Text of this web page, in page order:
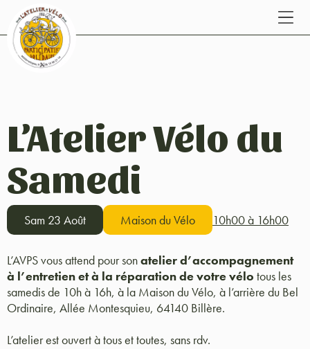
L’Atelier Vélo du
Samedi
Sam 23 Août Maison du Vélo 10h00 à 16h00
L’AVPS vous attend pour sonatelier d’accompagnement
à l’entretien et à la réparation de votre vélo tous les
samedis de 10h à 16h, à la Maison du Vélo, à l’arrière du Bel
Ordinaire, Allée Montesquieu, 64140 Billère.
L’atelier est ouvert à tous et toutes, sans rdv.